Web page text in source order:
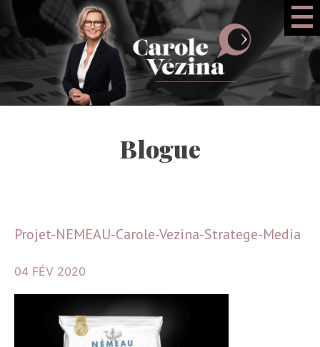
Blogue
Projet-NEMEAU-Carole-Vezina-Stratege-Media
04 FÉV 2020